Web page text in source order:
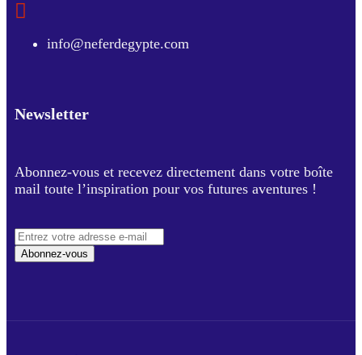
info@neferdegypte.com
Newsletter
Abonnez-vous et recevez directement dans votre boîte
mail toute l’inspiration pour vos futures aventures !
Abonnez-vous